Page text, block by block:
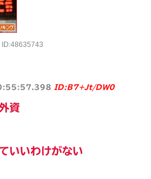
ID:B7+Jt/DW0
資
いいわけがない